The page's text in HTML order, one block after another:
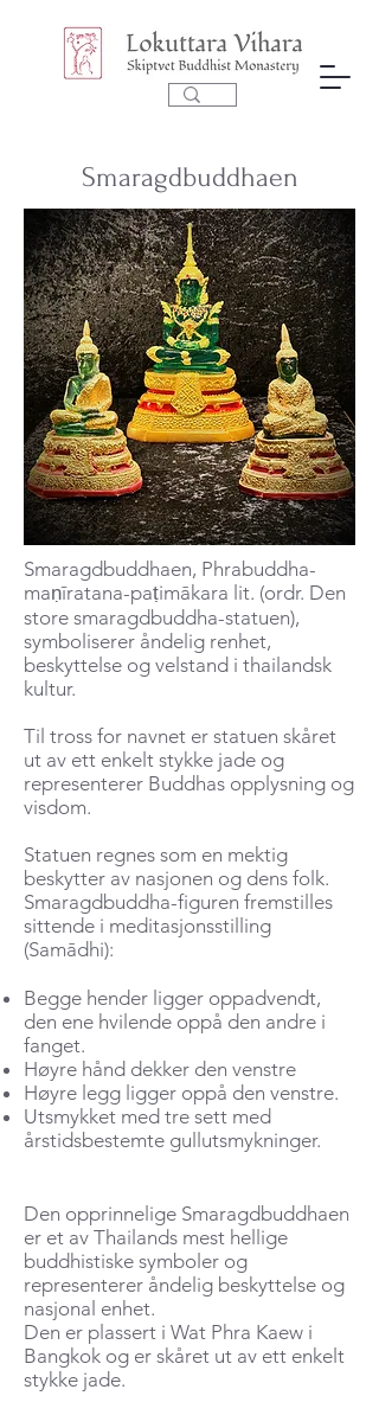
Smaragdbuddhaen
Smaragdbuddhaen, Phrabuddha-
maṇīratana-paṭimākara lit. (ordr. Den
store smaragdbuddha-statuen),
symboliserer åndelig renhet,
beskyttelse og velstand i thailandsk
kultur.
Til tross for navnet er statuen skåret
ut av ett enkelt stykke jade og
representerer Buddhas opplysning og
visdom.
Statuen regnes som en mektig
beskytter av nasjonen og dens folk.
Smaragdbuddha-figuren fremstilles
sittende i meditasjonsstilling
(Samādhi):
Begge hender ligger oppadvendt,
den ene hvilende oppå den andre i
fanget.
Høyre hånd dekker den venstre
Høyre legg ligger oppå den venstre.
Utsmykket med tre sett med
årstidsbestemte gullutsmykninger.
Den opprinnelige Smaragdbuddhaen
er et av Thailands mest hellige
buddhistiske symboler og
representerer åndelig beskyttelse og
nasjonal enhet.
Den er plassert i Wat Phra Kaew i
Bangkok og er skåret ut av ett enkelt
stykke jade.